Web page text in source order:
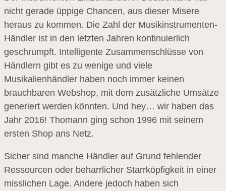
nicht gerade üppige Chancen, aus dieser Misere
heraus zu kommen. Die Zahl der Musikinstrumenten-
Händler ist in den letzten Jahren kontinuierlich
geschrumpft. Intelligente Zusammenschlüsse von
Händlern gibt es zu wenige und viele
Musikalienhändler haben noch immer keinen
brauchbaren Webshop, mit dem zusätzliche Umsätze
generiert werden könnten. Und hey… wir haben das
Jahr 2016! Thomann ging schon 1996 mit seinem
ersten Shop ans Netz.
Sicher sind manche Händler auf Grund fehlender
Ressourcen oder beharrlicher Starrköpfigkeit in einer
misslichen Lage. Andere jedoch haben sich